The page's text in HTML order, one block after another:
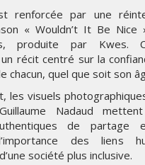
renforcée par une
« Wouldn’t It Be
produite par Kwes.
récit centré sur la
chacun, quel que soit son
les visuels
Nadaud
de partage
des liens
société plus inclusive.